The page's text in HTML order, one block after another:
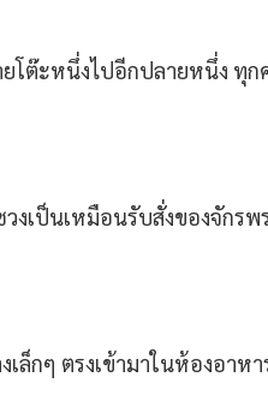
โต๊ะหนึ่งไปอีกปลายหนึ่ง ทุก
งเป็นเหมือนรับสั่งของจักร
ล็กๆ ตรงเข้ามาในห้องอาห